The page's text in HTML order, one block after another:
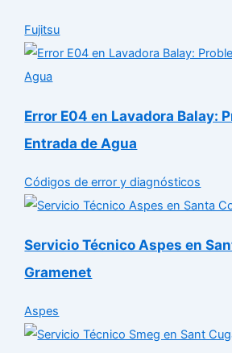
Fujitsu
Error E04 en Lavadora Balay:
Entrada de Agua
Códigos de error y diagnósticos
Servicio Técnico Aspes en
Gramenet
Aspes